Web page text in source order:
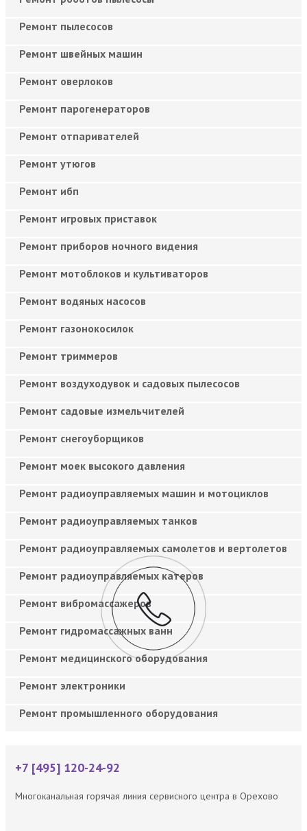
Ремонт пылесосов
Ремонт швейных машин
Ремонт оверлоков
Ремонт парогенераторов
Ремонт отпаривателей
Ремонт утюгов
Ремонт ибп
Ремонт игровых приставок
Ремонт приборов ночного видения
Ремонт мотоблоков и культиваторов
Ремонт водяных насосов
Ремонт газонокосилок
Ремонт триммеров
Ремонт воздуходувок и садовых пылесосов
Ремонт садовые измельчителей
Ремонт снегоуборщиков
Ремонт моек высокого давления
Ремонт радиоуправляемых машин и мотоциклов
Ремонт радиоуправляемых танков
Ремонт радиоуправляемых самолетов и вертолетов
Ремонт радиоуправляемых катеров
Ремонт вибромассажеров
Ремонт гидромассажных ванн
Ремонт медицинского оборудования
Ремонт электроники
Ремонт промышленного оборудования
+7 [495] 120-24-92
Многоканальная горячая линия сервисного центра в Орехово